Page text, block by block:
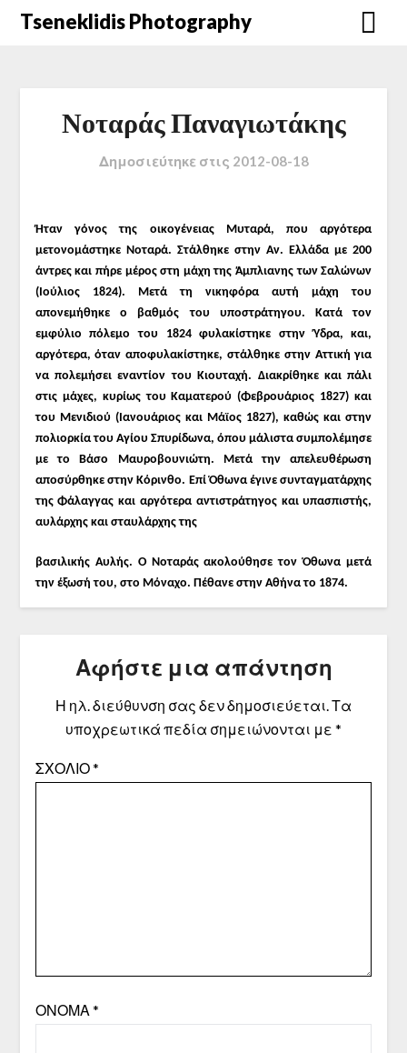
Μετάβαση
Tseneklidis Photography
Νοταράς Παναγιωτάκης
Δημοσιεύτηκε στις 2012-08-18
Ήταν γόνος της οικογένειας Μυταρά, που αργότερα
μετονομάστηκε Νοταρά. Στάλθηκε στην Αν. Ελλάδα με 200
άντρες και πήρε μέρος στη μάχη της Άμπλιανης των Σαλώνων
(Ιούλιος 1824). Μετά τη νικηφόρα αυτή μάχη του
απονεμήθηκε ο βαθμός του υποστράτηγου. Κατά τον
εμφύλιο πόλεμο του 1824 φυλακίστηκε στην Ύδρα, και,
αργότερα, όταν αποφυλακίστηκε, στάλθηκε στην Αττική για
να πολεμήσει εναντίον του Κιουταχή. Διακρίθηκε και πάλι
στις μάχες, κυρίως του Καματερού (Φεβρουάριος 1827) και
του Μενιδιού (Ιανουάριος και Μάϊος 1827), καθώς και στην
πολιορκία του Αγίου Σπυρίδωνα, όπου μάλιστα συμπολέμησε
με το Βάσο Μαυροβουνιώτη. Μετά την απελευθέρωση
αποσύρθηκε στην Κόρινθο. Επί Όθωνα έγινε συνταγματάρχης
της Φάλαγγας και αργότερα αντιστράτηγος και υπασπιστής,
αυλάρχης και σταυλάρχης της
βασιλικής Αυλής. Ο Νοταράς ακολούθησε τον Όθωνα μετά
την έξωσή του, στο Μόναχο. Πέθανε στην Αθήνα το 1874.
Αφήστε μια απάντηση
Η ηλ. διεύθυνση σας δεν δημοσιεύεται.Τα
υποχρεωτικά πεδία σημειώνονται με *
ΣΧΌΛΙΟ*
ΌΝΟΜΑ *